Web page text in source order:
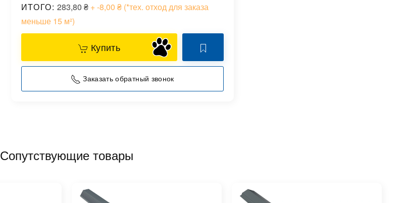
ИТОГО: 283,80 ₴ + -8,00 ₴(*тех. отход для заказа
меньше 15 м²)
Купить
Заказать обратный звонок
Сопутствующие товары